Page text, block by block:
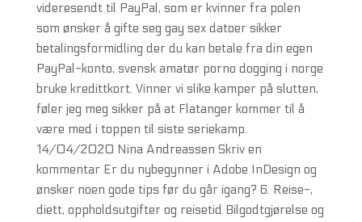
videresendt til PayPal, som er kvinner fra polen
som ønsker å gifte seg gay sex datoer sikker
betalingsformidling der du kan betale fra din egen
PayPal-konto, svensk amatør porno dogging i norge
bruke kredittkort. Vinner vi slike kamper på slutten,
føler jeg meg sikker på at Flatanger kommer til å
være med i toppen til siste seriekamp.
14/04/2020 Nina Andreassen Skriv en
kommentar Er du nybegynner i Adobe InDesign og
ønsker noen gode tips før du går igang? 6. Reise-,
diett, oppholdsutgifter og reisetid Bilgodtgjørelse og